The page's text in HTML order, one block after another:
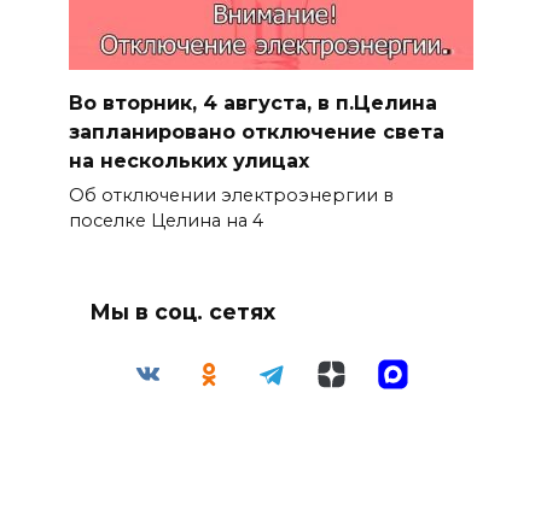
Во вторник, 4 августа, в п.Целина
запланировано отключение света
на нескольких улицах
Об отключении электроэнергии в
поселке Целина на 4
Мы в соц. сетях